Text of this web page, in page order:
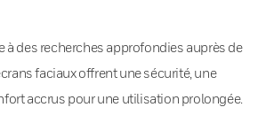
à des recherches approfondies auprès de
faciaux offrent une sécurité, une
accrus pour une utilisation prolongée.